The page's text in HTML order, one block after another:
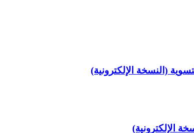
(النسخة الإلكترونية)
الإلكترونية)